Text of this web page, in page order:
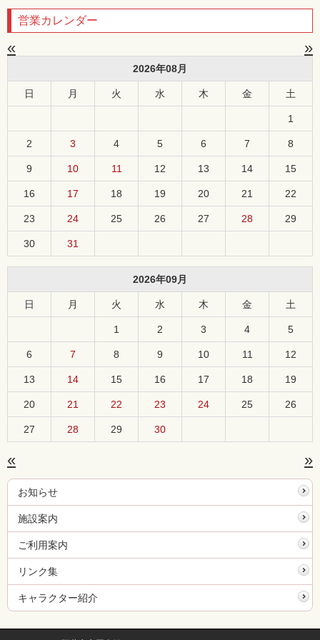
営業カレンダー
« »
2026年08月
日 月 火 水 木 金 土
1
2 3 4 5 6 7 8
9 10 11 12 13 14 15
16 17 18 19 20 21 22
23 24 25 26 27 28 29
30 31
2026年09月
日 月 火 水 木 金 土
1 2 3 4 5
6 7 8 9 10 11 12
13 14 15 16 17 18 19
20 21 22 23 24 25 26
27 28 29 30
« »
お知らせ
施設案内
ご利用案内
リンク集
キャラクター紹介